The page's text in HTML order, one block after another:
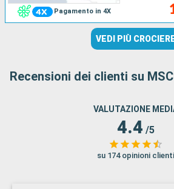
Pagamento in 4X
VEDI PIÙ
Recensioni dei clienti su
VALUTAZIONE
4.4 /5
su 174 opinioni clienti